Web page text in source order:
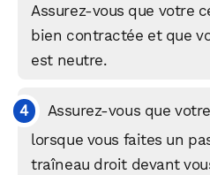
Assurez-vous que votre
bien contractée et que
est neutre.
Assurez-vous que
lorsque vous faites un
traîneau droit devant